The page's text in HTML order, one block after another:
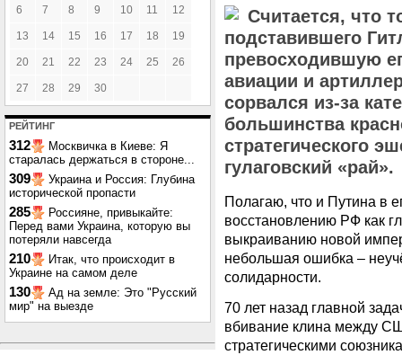
6 7 8 9 10 11 12
13 14 15 16 17 18 19
20 21 22 23 24 25 26
27 28 29 30
РЕЙТИНГ
312
Москвичка в Киеве: Я
старалась держаться в стороне...
309
Украина и Россия: Глубина
исторической пропасти
285
Россияне, привыкайте:
Перед вами Украина, которую вы
потеряли навсегда
210
Итак, что происходит в
Украине на самом деле
130
Ад на земле: Это "Русский
мир" на выезде
Считается, что
подставившего
превосходившую
авиации и
сорвался из-за
большинства
стратегического
гулаговский «рай».
Полагаю, что и Путина в
восстановлению РФ как
выкраиванию новой
небольшая ошибка –
солидарности.
70 лет назад главной
вбивание клина между
стратегическими